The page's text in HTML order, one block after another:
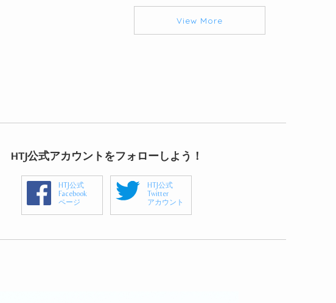
View More
HTJ公式アカウントをフォローしよう！
HTJ公式
Facebook
ページ
HTJ公式
Twitter
アカウント